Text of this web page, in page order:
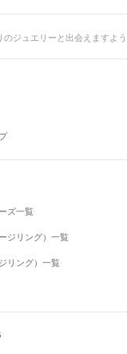
のジュエリーと出会えますよ
ズ一覧
ジリング）一覧
リング）一覧